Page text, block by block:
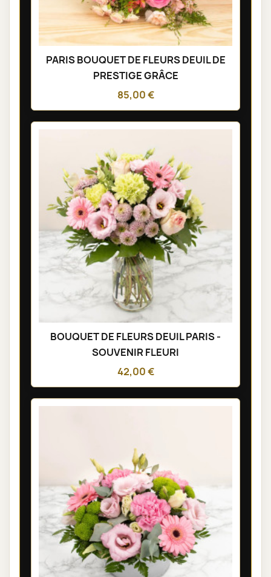
PARIS BOUQUET DE FLEURS DEUIL DE
PRESTIGE GRÂCE
85,00 €
BOUQUET DE FLEURS DEUIL PARIS -
SOUVENIR FLEURI
42,00 €